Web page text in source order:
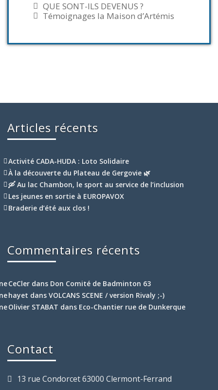
QUE SONT-ILS DEVENUS ?
Témoignages la Maison d’Artémis
Articles récents
Activité CADA-HUDA : Loto Solidaire
À la découverte du Plateau de Gergovie 🌿
🛶 Au lac Chambon, le sport au service de l’inclusion
Les jeunes en sortie à EUROPAVOX
Braderie d’été aux clos !
Commentaires récents
CeCler dans Don Comité de Badminton 63
hayet dans VOLCANS SCENE / version Rivaly ;-)
Olivier STABAT dans Eco-Chantier rue de Dunkerque
Contact
13 rue Condorcet 63000 Clermont-Ferrand